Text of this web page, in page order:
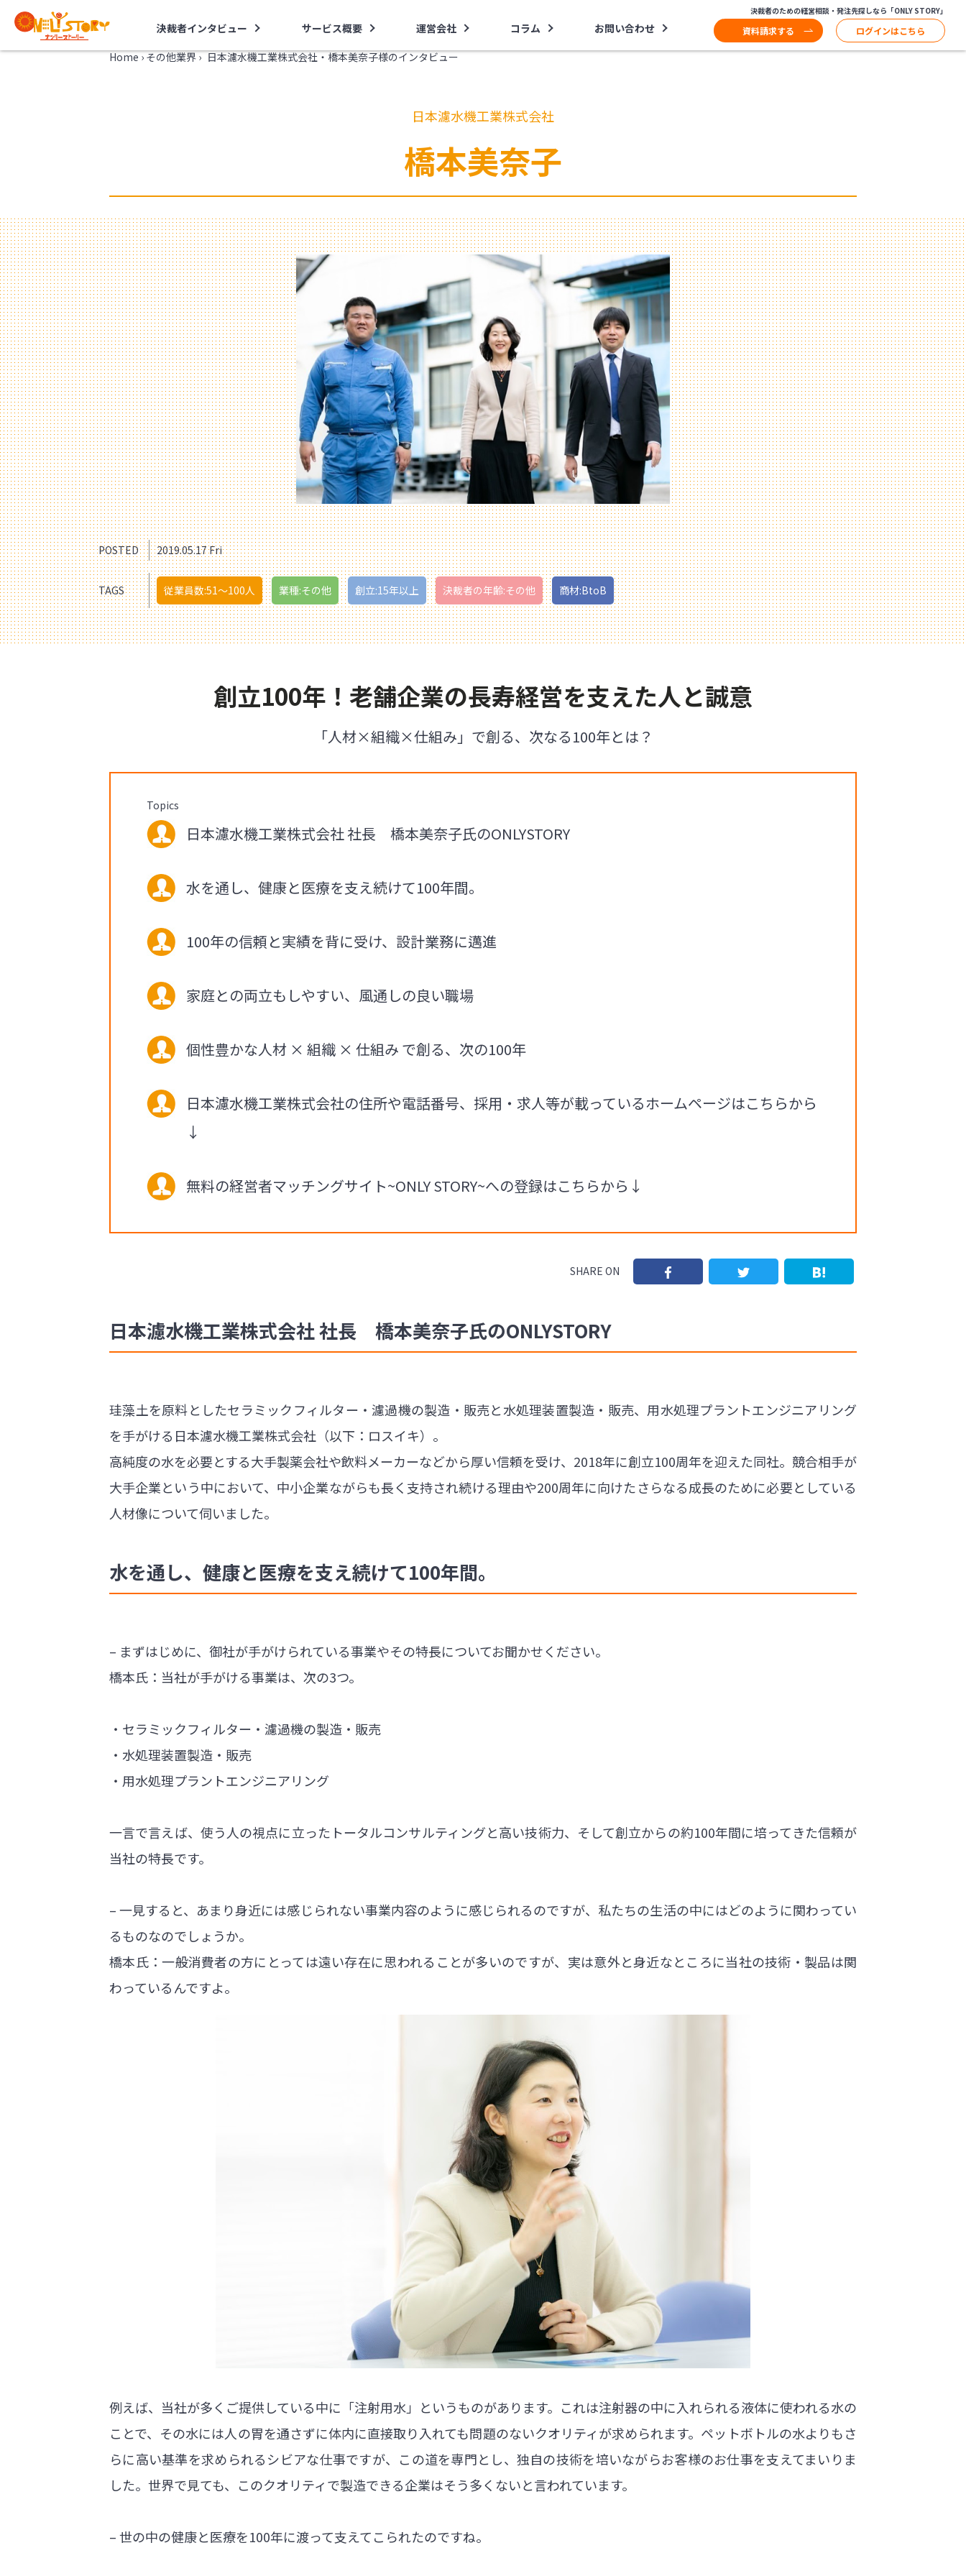
決裁者インタビュー サービス概要 運営会社 コラム お問い合わせ
決裁者のための経営相談・発注先探しなら「ONLY STORY」
資料請求する ログインはこちら
Home › その他業界 › 日本濾水機工業株式会社・橋本美奈子様のインタビュー
日本濾水機工業株式会社
橋本美奈子
POSTED 2019.05.17 Fri
TAGS 従業員数:51〜100人 業種:その他 創立:15年以上 決裁者の年齢:その他 商材:BtoB
創立100年！老舗企業の長寿経営を支えた人と誠意
「人材×組織×仕組み」で創る、次なる100年とは？
Topics
日本濾水機工業株式会社 社長 橋本美奈子氏のONLYSTORY
水を通し、健康と医療を支え続けて100年間。
100年の信頼と実績を背に受け、設計業務に邁進
家庭との両立もしやすい、風通しの良い職場
個性豊かな人材 × 組織 × 仕組み で創る、次の100年
日本濾水機工業株式会社の住所や電話番号、採用・求人等が載っているホームページはこちらから
↓
無料の経営者マッチングサイト~ONLY STORY~への登録はこちらから↓
SHARE ON
日本濾水機工業株式会社 社長 橋本美奈子氏のONLYSTORY
珪藻土を原料としたセラミックフィルター・濾過機の製造・販売と水処理装置製造・販売、用水処理プラントエンジニアリング
を手がける日本濾水機工業株式会社（以下：ロスイキ）。
高純度の水を必要とする大手製薬会社や飲料メーカーなどから厚い信頼を受け、2018年に創立100周年を迎えた同社。競合相手が
大手企業という中において、中小企業ながらも長く支持され続ける理由や200周年に向けたさらなる成長のために必要としている
人材像について伺いました。
水を通し、健康と医療を支え続けて100年間。
– まずはじめに、御社が手がけられている事業やその特長についてお聞かせください。
橋本氏：当社が手がける事業は、次の3つ。
・セラミックフィルター・濾過機の製造・販売
・水処理装置製造・販売
・用水処理プラントエンジニアリング
一言で言えば、使う人の視点に立ったトータルコンサルティングと高い技術力、そして創立からの約100年間に培ってきた信頼が
当社の特長です。
– 一見すると、あまり身近には感じられない事業内容のように感じられるのですが、私たちの生活の中にはどのように関わってい
るものなのでしょうか。
橋本氏：一般消費者の方にとっては遠い存在に思われることが多いのですが、実は意外と身近なところに当社の技術・製品は関
わっているんですよ。
例えば、当社が多くご提供している中に「注射用水」というものがあります。これは注射器の中に入れられる液体に使われる水の
ことで、その水には人の胃を通さずに体内に直接取り入れても問題のないクオリティが求められます。ペットボトルの水よりもさ
らに高い基準を求められるシビアな仕事ですが、この道を専門とし、独自の技術を培いながらお客様のお仕事を支えてまいりま
した。世界で見ても、このクオリティで製造できる企業はそう多くないと言われています。
– 世の中の健康と医療を100年に渡って支えてこられたのですね。